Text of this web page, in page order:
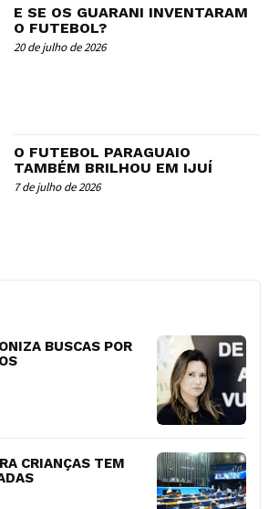
E SE OS GUARANI INVENTARAM
O FUTEBOL?
20 de julho de 2026
O FUTEBOL PARAGUAIO
TAMBÉM BRILHOU EM IJUÍ
7 de julho de 2026
BUSCAS POR
CRIANÇAS TEM